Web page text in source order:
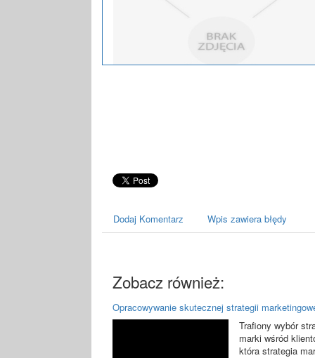
Dodaj Komentarz Wpis zawiera błędy
Zobacz również:
Opracowywanie skutecznej strategii
Trafiony wybór
marki wśród
która strategia